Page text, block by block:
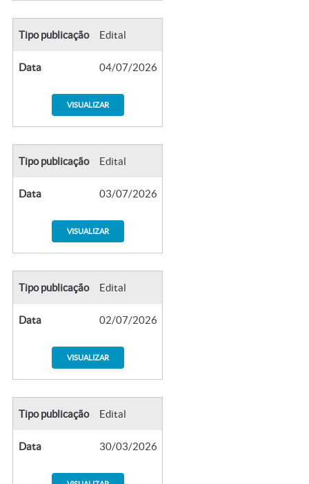
Tipo publicação Edital
Data 04/07/2026
VISUALIZAR
Tipo publicação Edital
Data 03/07/2026
VISUALIZAR
Tipo publicação Edital
Data 02/07/2026
VISUALIZAR
Tipo publicação Edital
Data 30/03/2026